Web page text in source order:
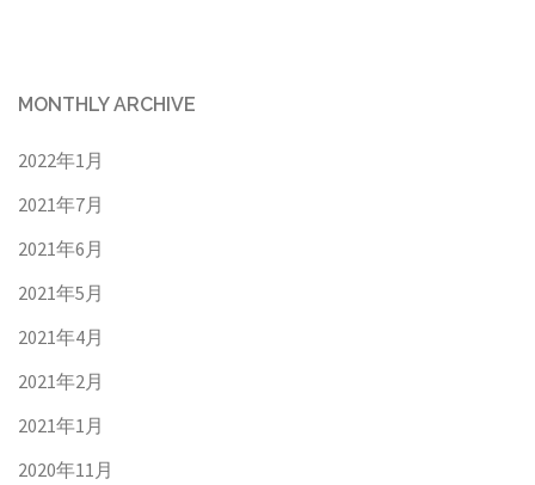
MONTHLY ARCHIVE
2022年1月
2021年7月
2021年6月
2021年5月
2021年4月
2021年2月
2021年1月
2020年11月